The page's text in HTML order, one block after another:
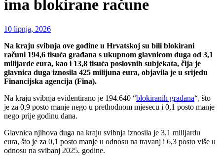
ima blokirane račune
10 lipnja, 2026
Na kraju svibnja ove godine u Hrvatskoj su bili blokirani
računi 194,6 tisuća građana s ukupnom glavnicom duga od 3,1
milijarde eura, kao i 13,8 tisuća poslovnih subjekata, čija je
glavnica duga iznosila 425 milijuna eura, objavila je u srijedu
Financijska agencija (Fina).
Na kraju svibnja evidentirano je 194.640 “blokiranih građana“, što
je za 0,9 posto manje nego u prethodnom mjesecu i 0,1 posto manje
nego prije godinu dana.
Glavnica njihova duga na kraju svibnja iznosila je 3,1 milijardu
eura, što je za 0,1 posto manje u odnosu na travanj i 6,3 posto više u
odnosu na svibanj 2025. godine.